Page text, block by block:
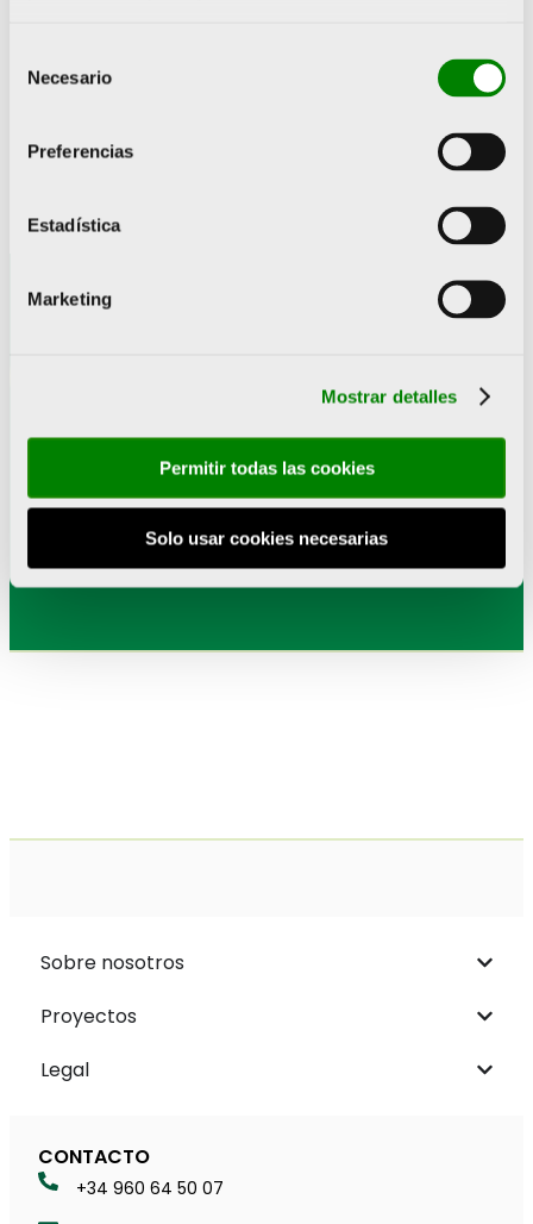
Necesario
Preferencias
Estadística
Marketing
Mostrar detalles
Permitir todas las cookies
Solo usar cookies necesarias
La Fundación Trinidad Alfonso seguirá impulsando el Maratón y el Medio Maratón València hasta 2024
Suscríbete a nuestra
newsletter
Sobre nosotros
Proyectos
Legal
CONTACTO
+34 960 64 50 07